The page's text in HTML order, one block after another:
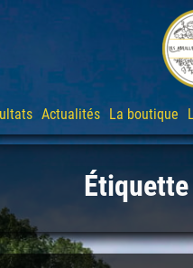
Actualités La boutique